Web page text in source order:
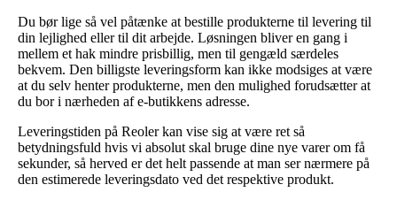
Du bør lige så vel påtænke at bestille produkterne til levering til
din lejlighed eller til dit arbejde. Løsningen bliver en gang i
mellem et hak mindre prisbillig, men til gengæld særdeles
bekvem. Den billigste leveringsform kan ikke modsiges at være
at du selv henter produkterne, men den mulighed forudsætter at
du bor i nærheden af e-butikkens adresse.
Leveringstiden på Reoler kan vise sig at være ret så
betydningsfuld hvis vi absolut skal bruge dine nye varer om få
sekunder, så herved er det helt passende at man ser nærmere på
den estimerede leveringsdato ved det respektive produkt.